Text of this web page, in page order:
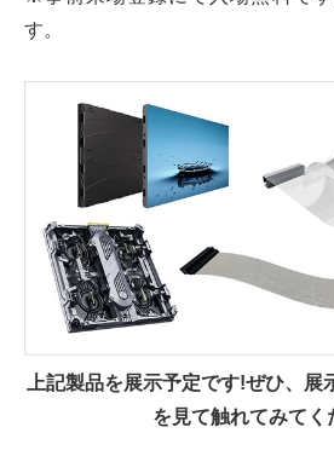
す。
上記製品を展示予定です!ぜひ、展
を見て触れてみてく